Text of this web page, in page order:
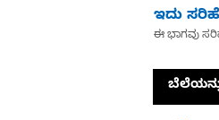
ಇದು
ಈ ಭಾಗವು